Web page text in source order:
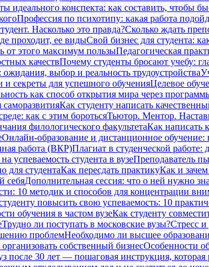
идеального конспекта: как составить, чтобы
Профессия по психотипу: какая работа
Насколько это правда?Сколько ждать
проходит, ее видыСвой бизнес для студента:
от этого максимум пользыПедагогическая
качествПочему студенты бросают учебу:
выбор и реальность трудоустройства
секреты для успешного обученияЦелевое
как способ открытия мира через
Как студенту написать
как с этим боротьсяТьютор. Ментор.
филологического факультетаКак написать
Онлайн-образование и дистанционное обучение:
работа (ВКР)Плагиат в студенческой
успеваемость студента в вузеПреподаватель
для студентаКак пересдать практикуКак и
себяДополнительная сессия: что о ней нужно
10 методик и способов для концентрации
повысить свою успеваемость: 10
обучения в частом вузеКак студенту
Трудно ли поступать в московские вузы?Стресс и
проблемНеобходимо ли высшее
собственный бизнесОсобенности
после 30 лет — пошаговая инструкция, которая